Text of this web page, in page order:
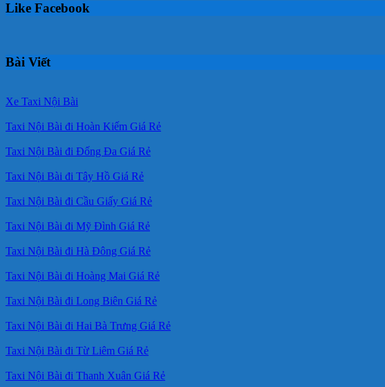
Like Facebook
Bài Viết
Xe Taxi Nội Bài
Taxi Nội Bài đi Hoàn Kiếm Giá Rẻ
Taxi Nội Bài đi Đống Đa Giá Rẻ
Taxi Nội Bài đi Tây Hồ Giá Rẻ
Taxi Nội Bài đi Cầu Giấy Giá Rẻ
Taxi Nội Bài đi Mỹ Đình Giá Rẻ
Taxi Nội Bài đi Hà Đông Giá Rẻ
Taxi Nội Bài đi Hoàng Mai Giá Rẻ
Taxi Nội Bài đi Long Biên Giá Rẻ
Taxi Nội Bài đi Hai Bà Trưng Giá Rẻ
Taxi Nội Bài đi Từ Liêm Giá Rẻ
Taxi Nội Bài đi Thanh Xuân Giá Rẻ